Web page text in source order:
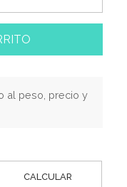
al peso, precio y
CALCULAR